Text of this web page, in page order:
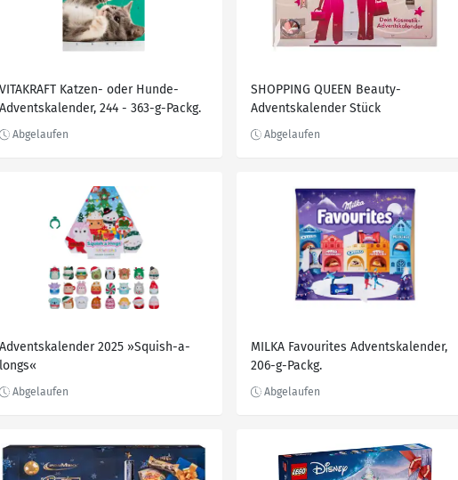
VITAKRAFT Katzen- oder Hunde-
Adventskalender, 244 - 363-g-Packg.
SHOPPING QUEEN Beauty-
Adventskalender Stück
Adventskalender 2025 »Squish-a-
longs«
MILKA Favourites Adventskalender,
206-g-Packg.